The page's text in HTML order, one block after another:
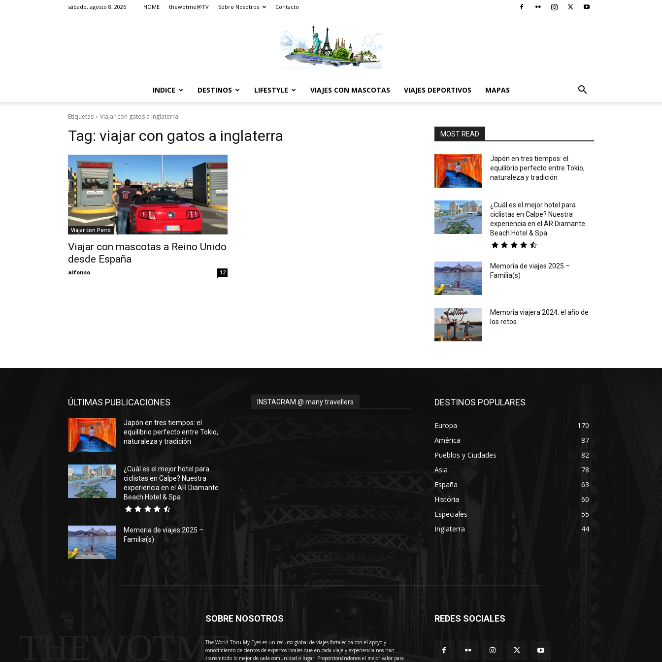
sábado, agosto 8, 2026 HOME thewotme@TV Sobre Nosotros Contacto
INDICE DESTINOS LIFESTYLE VIAJES CON MASCOTAS VIAJES DEPORTIVOS MAPAS
Etiquetas Viajar con gatos a inglaterra
Tag: viajar con gatos a inglaterra
Viajar con Perro
Viajar con mascotas a Reino Unido
desde España
alfonso 12
MOST READ
Japón en tres tiempos: el
equilibrio perfecto entre Tokio,
naturaleza y tradición
¿Cuál es el mejor hotel para
ciclistas en Calpe? Nuestra
experiencia en el AR Diamante
Beach Hotel & Spa
Memoria de viajes 2025 –
Familia(s)
Memoria viajera 2024: el año de
los retos
ÚLTIMAS PUBLICACIONES
Japón en tres tiempos: el
equilibrio perfecto entre Tokio,
naturaleza y tradición
¿Cuál es el mejor hotel para
ciclistas en Calpe? Nuestra
experiencia en el AR Diamante
Beach Hotel & Spa
Memoria de viajes 2025 –
Familia(s)
INSTAGRAM @ many travellers DESTINOS POPULARES
Europa
170
América
87
Pueblos y Ciudades
82
Asia
78
España
63
História
60
Especiales
55
Inglaterra
44
THEWOTME
SOBRE NOSOTROS
The World Thru My Eyes es un recurso global de viajes fortalecida con el apoyo y
conocimiento de cientos de expertos locales que en cada viaje y experiencia nos han
transmitido lo mejor de cada comunidad o lugar. Proporcionándonos el mejor valor para
REDES SOCIALES